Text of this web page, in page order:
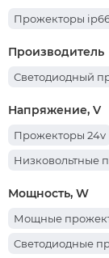
Прожекторы
Производитель
Светодиодный
Напряжение, V
Прожекторы 24v
Низковольтные
Мощность, W
Мощные
Cветодиодные